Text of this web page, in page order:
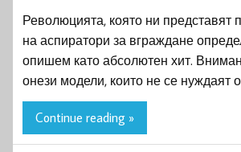
Революцията, която ни представят
на аспиратори за вграждане
опишем като абсолютен хит.
онези модели, които не се нуждаят
Continue reading »